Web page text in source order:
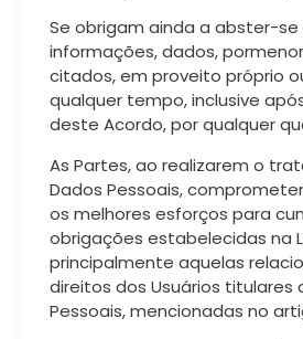
Se obrigam ainda a abster-se
informações, dados,
citados, em proveito próprio
qualquer tempo, inclusive
deste Acordo, por qualquer
As Partes, ao realizarem o
Dados Pessoais,
os melhores esforços para
obrigações estabelecidas na
principalmente aquelas
direitos dos Usuários titulares
Pessoais, mencionadas no